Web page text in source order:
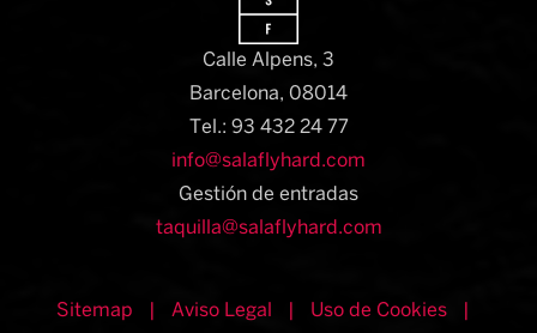
Calle Alpens, 3
Barcelona, 08014​
Tel.: 93 432 24 77
info@salaflyhard.com
Gestión de entradas
taquilla@salaflyhard.com
Sitemap Aviso Legal Uso de Cookies